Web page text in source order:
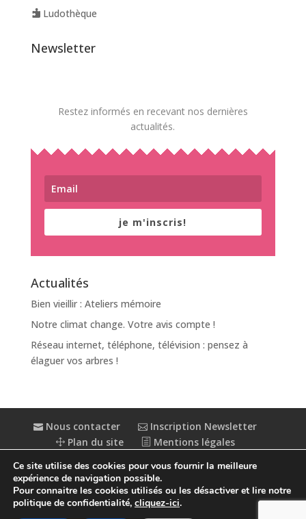
Ludothèque
Newsletter
Restez informés en recevant nos dernières
actualités.
je m'inscris!
Actualités
Bien vieillir : Ateliers mémoire
Notre climat change. Votre avis compte !
Réseau internet, téléphone, télévision : pensez à
élaguer vos arbres !
Nous contacter
Inscription Newsletter
Plan du site
Mentions légales
Accessibilité : partiellement conforme
Ce site utilise des cookies pour vous fournir la meilleure
expérience de navigation possible.
Pour connaitre les cookies utilisés ou les désactiver et lire notre
politique de confidentialité, cliquez-ici.